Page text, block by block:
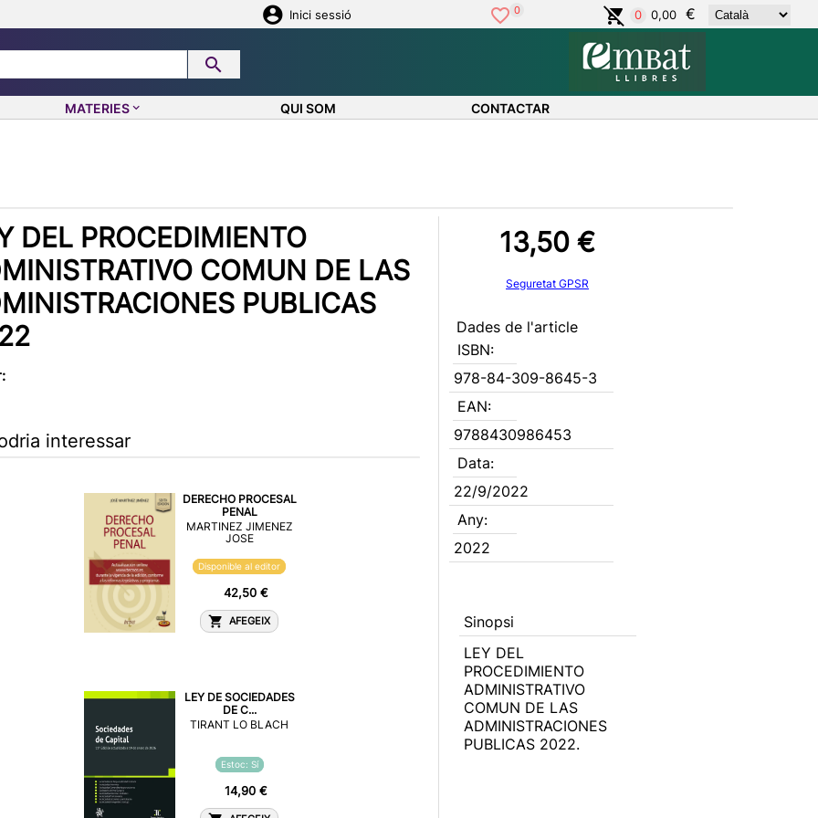
Inici sessió 0 0 0,00 €
MATERIESkeyboard_arrow_down QUI SOM CONTACTAR
DEL PROCEDIMIENTO
COMUN DE LAS
PUBLICAS
13,50 €
Seguretat GPSR
Dades de l'article
ISBN:
978-84-309-8645-3
EAN:
9788430986453
Data:
22/9/2022
Any:
2022
Sinopsi
LEY DEL
PROCEDIMIENTO
ADMINISTRATIVO
COMUN DE LAS
ADMINISTRACIONES
PUBLICAS 2022.
interessar
DERECHO PROCESAL
PENAL
MARTINEZ JIMENEZ
JOSE
Disponible al editor
42,50 €
AFEGEIX
LEY DE SOCIEDADES
DE C...
TIRANT LO BLACH
Estoc: Sí
14,90 €